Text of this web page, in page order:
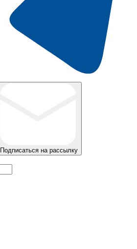
Подписаться на рассылку